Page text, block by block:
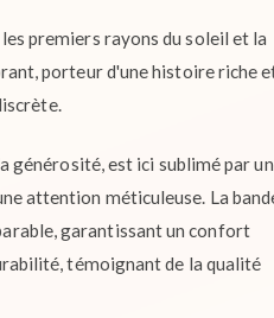
premiers rayons du soleil et la
porteur d'une histoire riche
générosité, est ici sublimé par
attention méticuleuse. La
garantissant un confort
témoignant de la qualité